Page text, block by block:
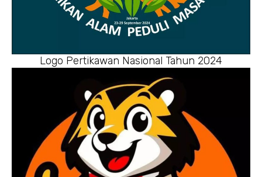
Logo Pertikawan Nasional Tahun 2024